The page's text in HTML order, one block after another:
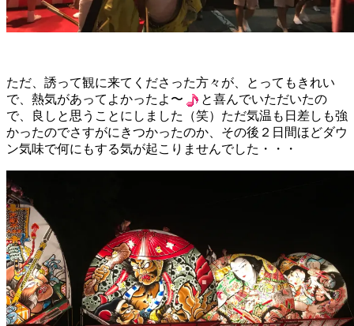
ただ、誘って観に来てくださった方々が、とってもきれい
で、熱気があってよかったよ〜
と喜んでいただいたの
で、良しと思うことにしました（笑）ただ気温も日差しも強
かったのでさすがにきつかったのか、その後２日間ほどダウ
ン気味で何にもする気が起こりませんでした・・・